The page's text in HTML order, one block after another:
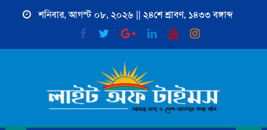
শনিবার, আগস্ট ০৮, ২০২৬ || ২৪শে শ্রাবণ, ১৪৩৩ বঙ্গাব্দ